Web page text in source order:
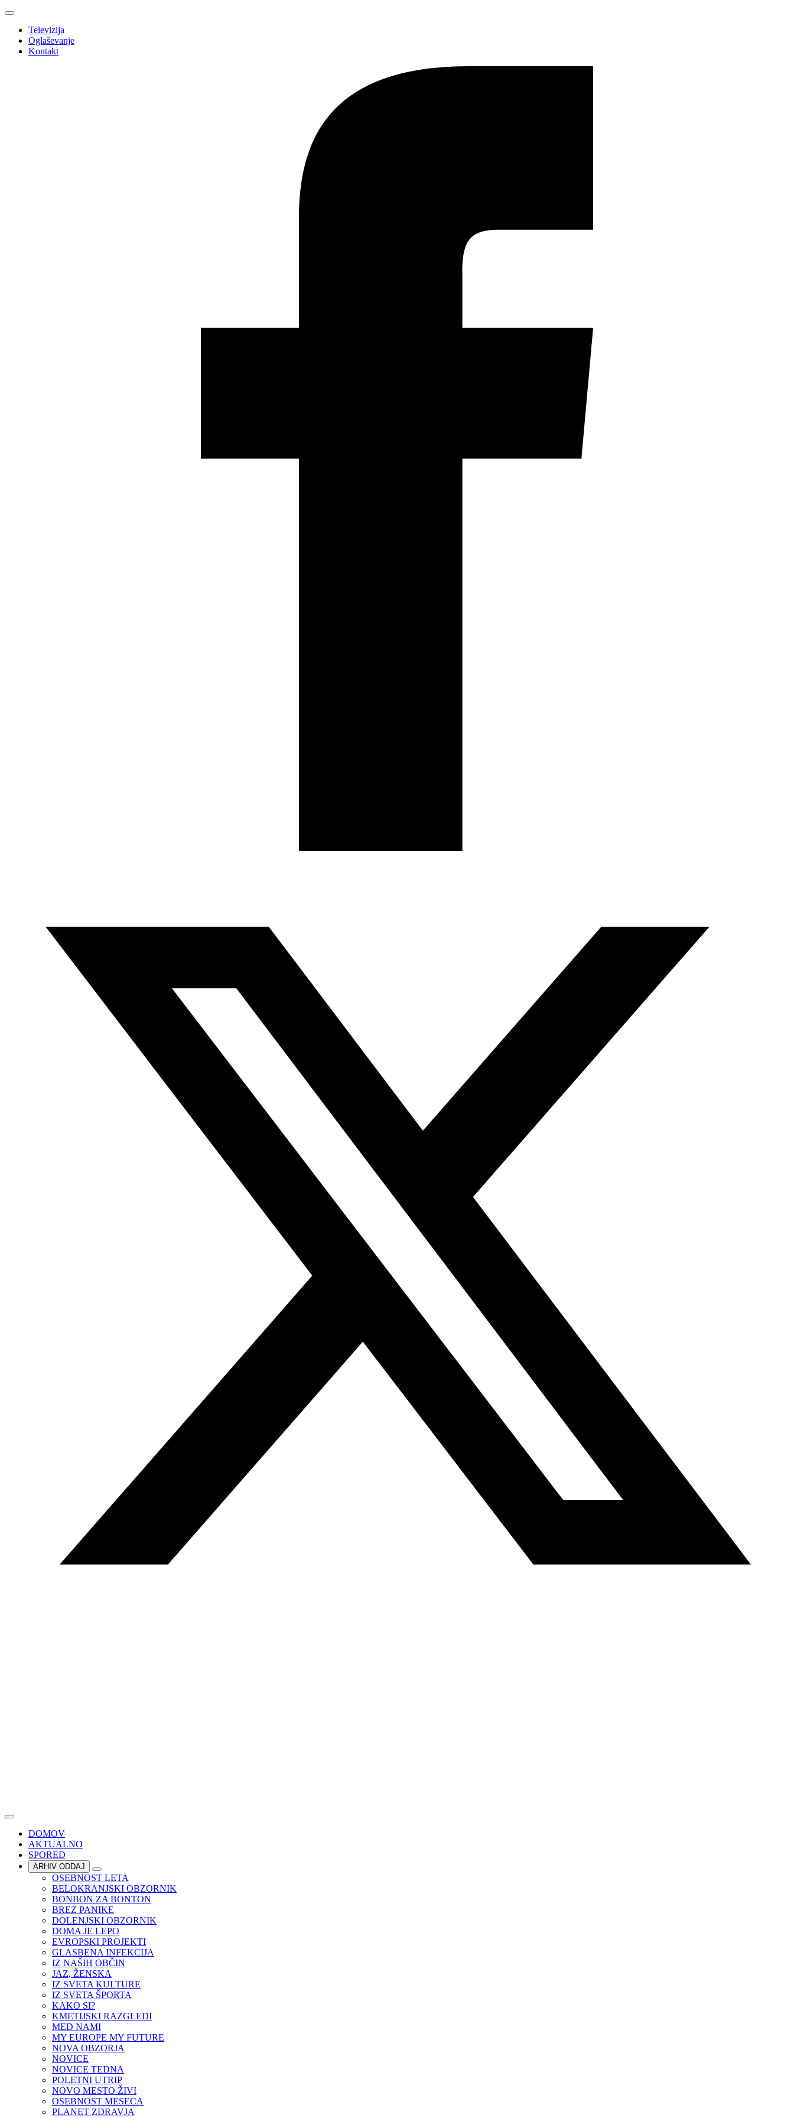
Televizija
Oglaševanje
Kontakt
DOMOV
AKTUALNO
SPORED
ARHIV ODDAJ
OSEBNOST LETA
BELOKRANJSKI OBZORNIK
BONBON ZA BONTON
BREZ PANIKE
DOLENJSKI OBZORNIK
DOMA JE LEPO
EVROPSKI PROJEKTI
GLASBENA INFEKCIJA
IZ NAŠIH OBČIN
JAZ, ŽENSKA
IZ SVETA KULTURE
IZ SVETA ŠPORTA
KAKO SI?
KMETIJSKI RAZGLEDI
MED NAMI
MY EUROPE MY FUTURE
NOVA OBZORJA
NOVICE
NOVICE TEDNA
POLETNI UTRIP
NOVO MESTO ŽIVI
OSEBNOST MESECA
PLANET ZDRAVJA